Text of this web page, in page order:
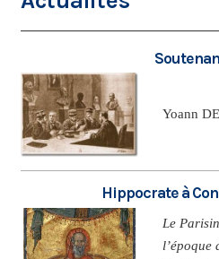
Yoann
Hippocrate à
Le
l’époque